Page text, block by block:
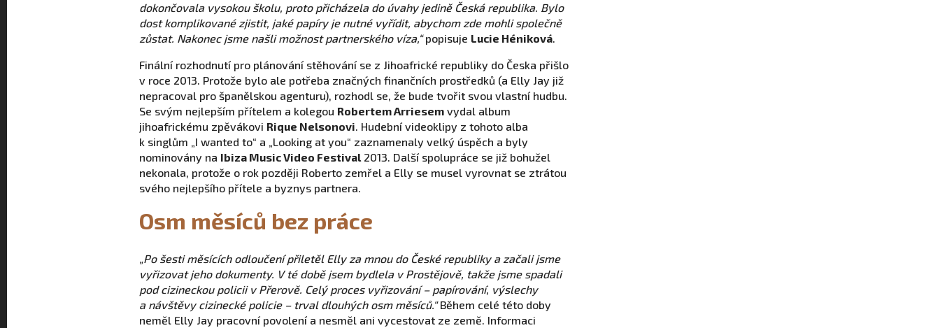
dokončovala vysokou školu, proto přicházela do úvahy jedině Česká republika. Bylo
dost komplikované zjistit, jaké papíry je nutné vyřídit, abychom zde mohli společně
zůstat. Nakonec jsme našli možnost partnerského víza,“popisuje Lucie Héniková.
Finální rozhodnutí pro plánování stěhování se z Jihoafrické republiky do Česka přišlo
v roce 2013. Protože bylo ale potřeba značných finančních prostředků (a Elly Jay již
nepracoval pro španělskou agenturu), rozhodl se, že bude tvořit svou vlastní hudbu.
Se svým nejlepším přítelem a kolegou Robertem Arriesem vydal album
jihoafrickému zpěvákovi Rique Nelsonovi. Hudební videoklipy z tohoto alba
k singlům „I wanted to“ a „Looking at you“ zaznamenaly velký úspěch a byly
nominovány na Ibiza Music Video Festival 2013. Další spolupráce se již bohužel
nekonala, protože o rok později Roberto zemřel a Elly se musel vyrovnat se ztrátou
svého nejlepšího přítele a byznys partnera.
Osm měsíců bez práce
„Po šesti měsících odloučení přiletěl Elly za mnou do České republiky a začali jsme
vyřizovat jeho dokumenty. V té době jsem bydlela v Prostějově, takže jsme spadali
pod cizineckou policii v Přerově. Celý proces vyřizování – papírování, výslechy
a návštěvy cizinecké policie – trval dlouhých osm měsíců.“Během celé této doby
neměl Elly Jay pracovní povolení a nesměl ani vycestovat ze země. Informaci